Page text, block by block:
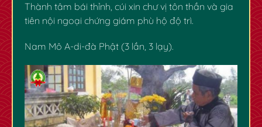
Thành tâm bái thỉnh, cúi xin chư vị tôn thần và gia
tiên nội ngoại chứng giám phù hộ độ trì.
Nam Mô A-di-đà Phật (3 lần, 3 lạy).
✿
✿